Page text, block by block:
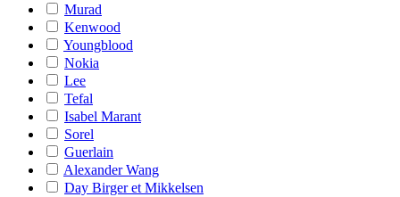
Murad
Kenwood
Youngblood
Nokia
Lee
Tefal
Isabel Marant
Sorel
Guerlain
Alexander Wang
Day Birger et Mikkelsen